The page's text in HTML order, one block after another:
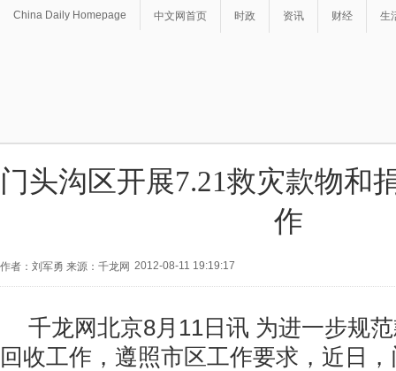
China Daily Homepage 中文网首页 时政 资讯 财经 生
门头沟区开展7.21救灾款物和
作
作者：刘军勇 来源：千龙网 2012-08-11 19:19:17
千龙网北京8月11日讯 为进一步规
回收工作，遵照市区工作要求，近日